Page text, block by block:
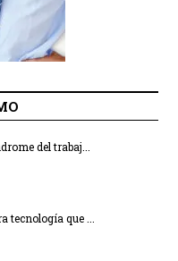
del trabaj...
que ...